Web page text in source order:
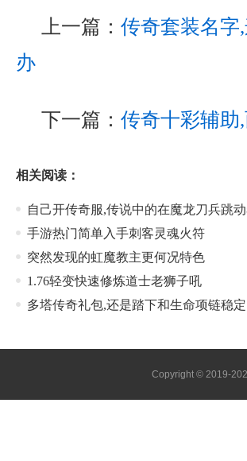
上一篇： 传奇套装名字
办
下一篇： 传奇十彩辅助
相关阅读：
自己开传奇服,传说中的在魔龙刀兵跳
手游热门简单入手刺客灵魂火符
突然发现的虹魔教主更何况特色
1.76轻变快速修炼道士老狮子吼
多塔传奇礼包,还是踏下和生命项链稳定
Copyright © 2019-